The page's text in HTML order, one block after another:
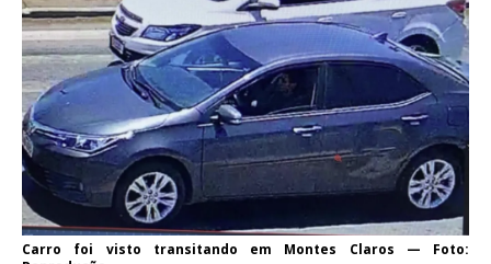
Carro foi visto transitando em Montes Claros — Foto: